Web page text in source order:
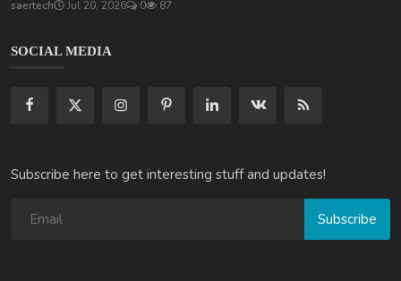
saertech Jul 20, 2026 0 87
SOCIAL MEDIA
Subscribe here to get interesting stuff and updates!
Subscribe